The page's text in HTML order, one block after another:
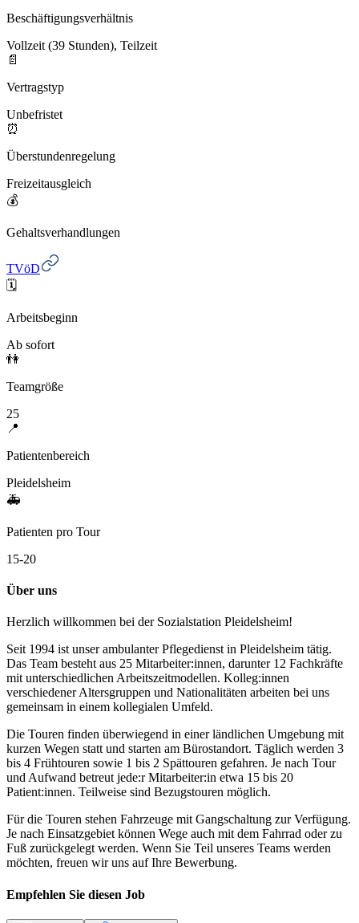
Beschäftigungsverhältnis
Vollzeit (39 Stunden), Teilzeit
📄
Vertragstyp
Unbefristet
⏰
Überstundenregelung
Freizeitausgleich
💰
Gehaltsverhandlungen
TVöD
🗓️
Arbeitsbeginn
Ab sofort
👫
Teamgröße
25
📍
Patientenbereich
Pleidelsheim
🚑
Patienten pro Tour
15-20
Über uns
Herzlich willkommen bei der Sozialstation Pleidelsheim!
Seit 1994 ist unser ambulanter Pflegedienst in Pleidelsheim tätig.
Das Team besteht aus 25 Mitarbeiter:innen, darunter 12 Fachkräfte
mit unterschiedlichen Arbeitszeitmodellen. Kolleg:innen
verschiedener Altersgruppen und Nationalitäten arbeiten bei uns
gemeinsam in einem kollegialen Umfeld.
Die Touren finden überwiegend in einer ländlichen Umgebung mit
kurzen Wegen statt und starten am Bürostandort. Täglich werden 3
bis 4 Frühtouren sowie 1 bis 2 Spättouren gefahren. Je nach Tour
und Aufwand betreut jede:r Mitarbeiter:in etwa 15 bis 20
Patient:innen. Teilweise sind Bezugstouren möglich.
Für die Touren stehen Fahrzeuge mit Gangschaltung zur Verfügung.
Je nach Einsatzgebiet können Wege auch mit dem Fahrrad oder zu
Fuß zurückgelegt werden. Wenn Sie Teil unseres Teams werden
möchten, freuen wir uns auf Ihre Bewerbung.
Empfehlen Sie diesen Job